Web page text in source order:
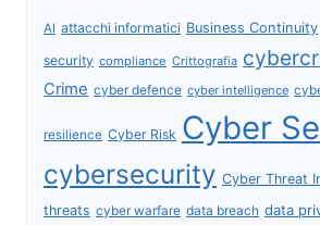
AI attacchi informatici Business Continuity
security compliance Crittografia
Crime cyber defence cyber intelligence
resilience Cyber Risk Cyber
cybersecurity Cyber Threat
threats cyber warfare data breach data